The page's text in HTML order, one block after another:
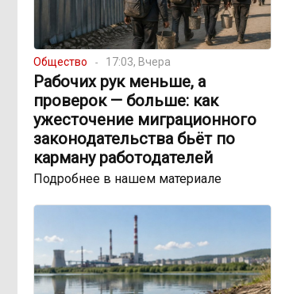
Общество 17:03, Вчера
Рабочих рук меньше, а
проверок — больше: как
ужесточение миграционного
законодательства бьёт по
карману работодателей
Подробнее в нашем материале